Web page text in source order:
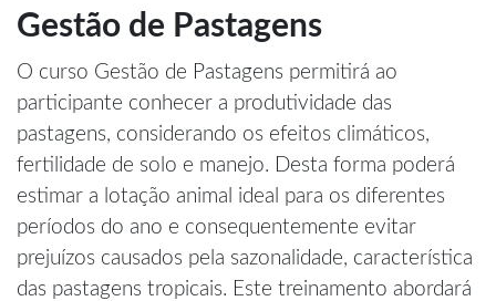
Gestão de Pastagens
O curso Gestão de Pastagens permitirá ao
participante conhecer a produtividade das
pastagens, considerando os efeitos climáticos,
fertilidade de solo e manejo. Desta forma poderá
estimar a lotação animal ideal para os diferentes
períodos do ano e consequentemente evitar
prejuízos causados pela sazonalidade, característica
das pastagens tropicais. Este treinamento abordará